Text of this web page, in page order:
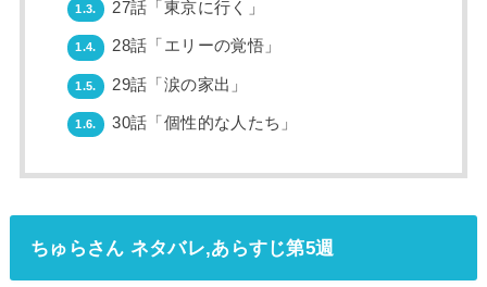
1.3. 27話「東京に行く」
1.4. 28話「エリーの覚悟」
1.5. 29話「涙の家出」
1.6. 30話「個性的な人たち」
ちゅらさん ネタバレ,あらすじ第5週